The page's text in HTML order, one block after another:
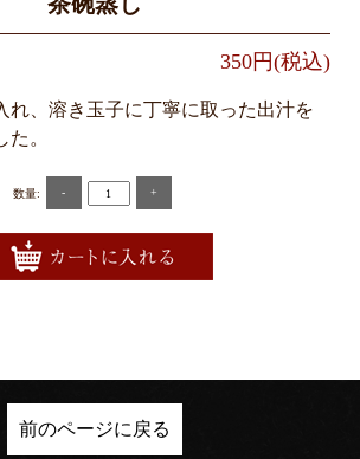
350円(税込)
れ、溶き玉子に丁寧に取った出汁を
。
数量: - +
前のページに戻る